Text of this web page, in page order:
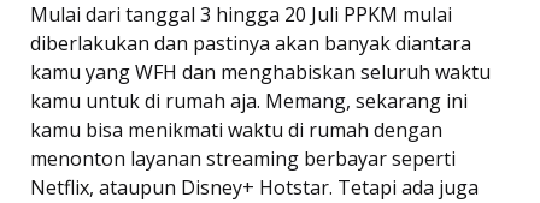
Mulai dari tanggal 3 hingga 20 Juli PPKM mulai
diberlakukan dan pastinya akan banyak diantara
kamu yang WFH dan menghabiskan seluruh waktu
kamu untuk di rumah aja. Memang, sekarang ini
kamu bisa menikmati waktu di rumah dengan
menonton layanan streaming berbayar seperti
Netflix, ataupun Disney+ Hotstar. Tetapi ada juga